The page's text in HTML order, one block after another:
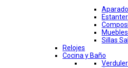
Sillas
Relojes
Cocina y Baño